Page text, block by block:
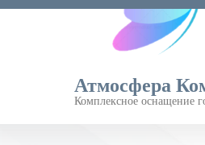
Атмосфера
Комплексное оснащение